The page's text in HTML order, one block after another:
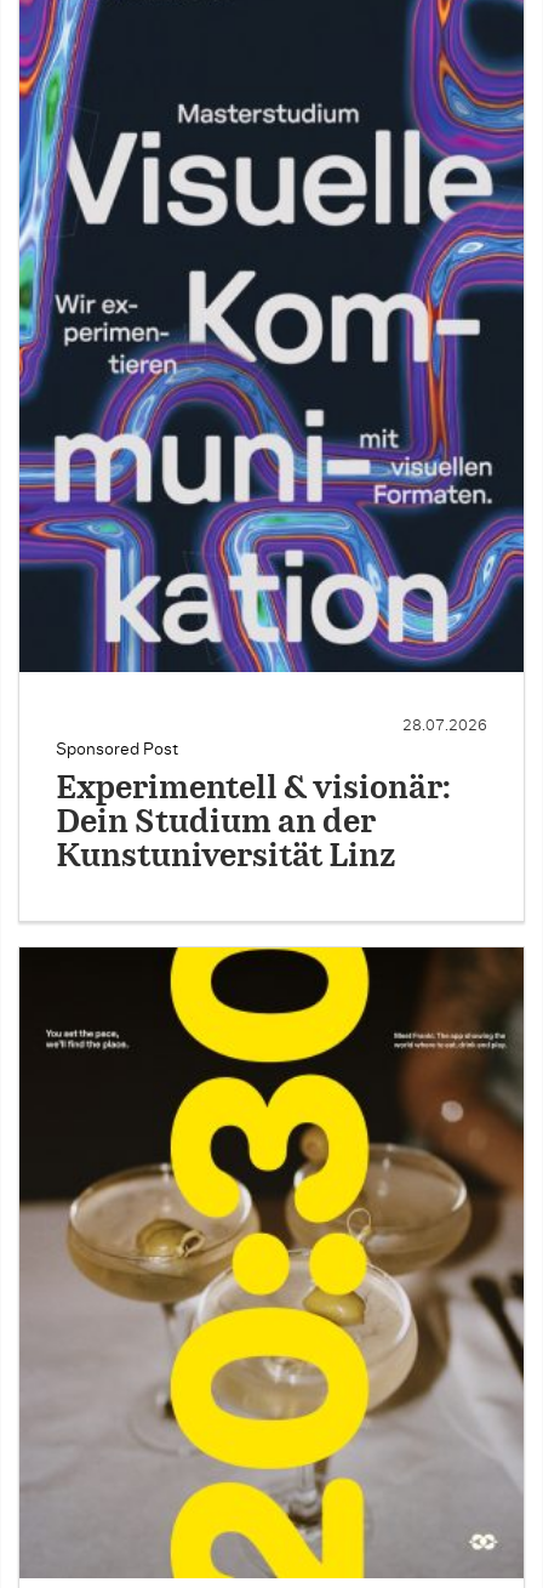
Sponsored Post
28.07.2026
Experimentell & visionär:
Dein Studium an der
Kunstuniversität Linz